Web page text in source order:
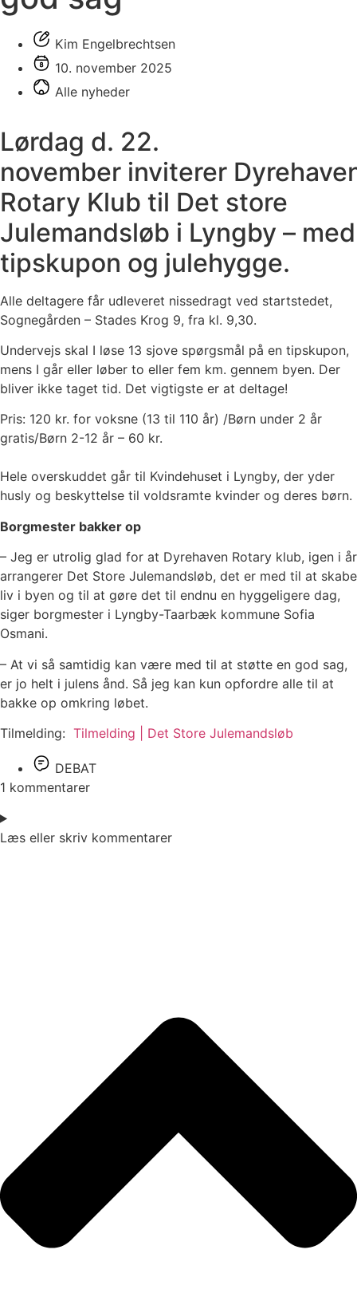
Kim Engelbrechtsen
10. november 2025
Alle nyheder
Lørdag d. 22.
november inviterer
Rotary Klub til Det store
Julemandsløb i Lyngby – med
tipskupon og julehygge.
Alle deltagere får udleveret nissedragt ved startstedet,
Sognegården – Stades Krog 9, fra kl. 9,30.
Undervejs skal I løse 13 sjove spørgsmål på en tipskupon,
mens I går eller løber to eller fem km. gennem byen. Der
bliver ikke taget tid. Det vigtigste er at deltage!
Pris: 120 kr. for voksne (13 til 110 år) /Børn under 2 år
gratis/Børn 2-12 år – 60 kr.
Hele overskuddet går til Kvindehuset i Lyngby, der yder
husly og beskyttelse til voldsramte kvinder og deres børn.
Borgmester bakker op
– Jeg er utrolig glad for at Dyrehaven Rotary klub, igen i år
arrangerer Det Store Julemandsløb, det er med til at skabe
liv i byen og til at gøre det til endnu en hyggeligere dag,
siger borgmester i Lyngby-Taarbæk kommune Sofia
Osmani.
– At vi så samtidig kan være med til at støtte en god sag,
er jo helt i julens ånd. Så jeg kan kun opfordre alle til at
bakke op omkring løbet.
Tilmelding: Tilmelding | Det Store Julemandsløb
DEBAT
1 kommentarer
Læs eller skriv kommentarer